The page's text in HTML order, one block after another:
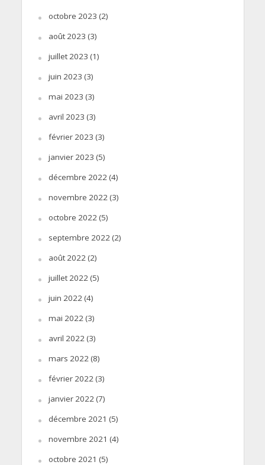
octobre 2023 (2)
août 2023 (3)
juillet 2023 (1)
juin 2023 (3)
mai 2023 (3)
avril 2023 (3)
février 2023 (3)
janvier 2023 (5)
décembre 2022(4)
novembre 2022(3)
octobre 2022(5)
septembre 2022(2)
août 2022(2)
juillet 2022(5)
juin 2022(4)
mai 2022(3)
avril 2022(3)
mars 2022(8)
février 2022(3)
janvier 2022(7)
décembre 2021 (5)
novembre 2021 (4)
octobre 2021 (5)